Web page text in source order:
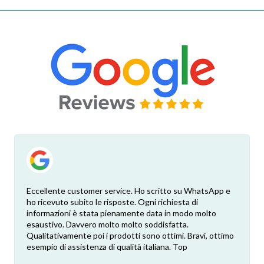
Eccellente customer service. Ho scritto su WhatsApp e
ho ricevuto subito le risposte. Ogni richiesta di
informazioni è stata pienamente data in modo molto
esaustivo. Davvero molto molto soddisfatta.
Qualitativamente poi i prodotti sono ottimi. Bravi, ottimo
esempio di assistenza di qualità italiana. Top